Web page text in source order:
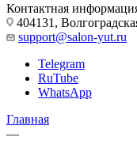
Контактная
404131,
support@salon-yut.ru
Telegram
RuTube
WhatsApp
Главная
—